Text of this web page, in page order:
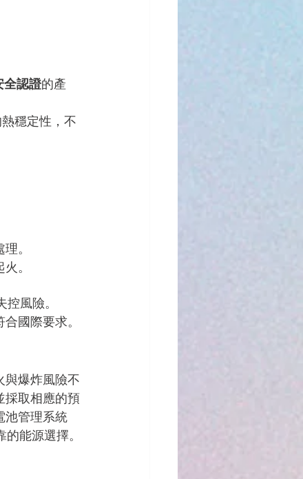
全認證的產
穩定性，不
。
。
風險。
國際要求。
與爆炸風險不
採取相應的預
池管理系統
能源選擇。